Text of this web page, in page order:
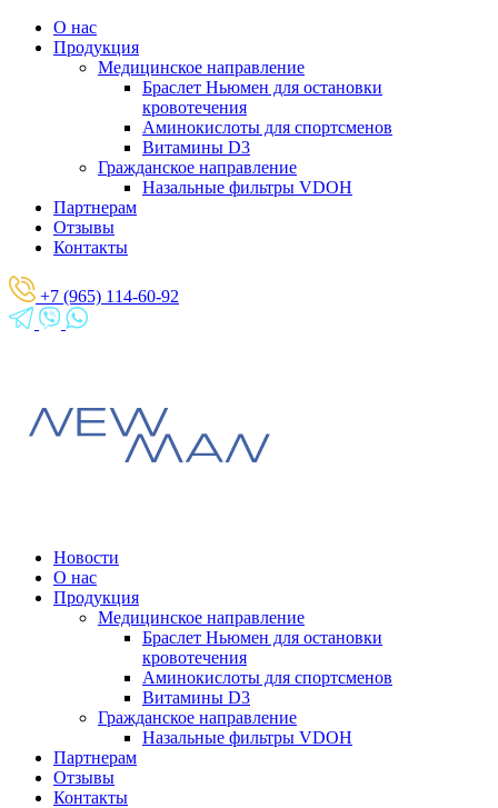
О нас
Продукция
Медицинское направление
Браслет Ньюмен для остановки
кровотечения
Аминокислоты для спортсменов
Витамины D3
Гражданское направление
Назальные фильтры VDOH
Партнерам
Отзывы
Контакты
+7 (965) 114-60-92
Новости
О нас
Продукция
Медицинское направление
Браслет Ньюмен для остановки
кровотечения
Аминокислоты для спортсменов
Витамины D3
Гражданское направление
Назальные фильтры VDOH
Партнерам
Отзывы
Контакты